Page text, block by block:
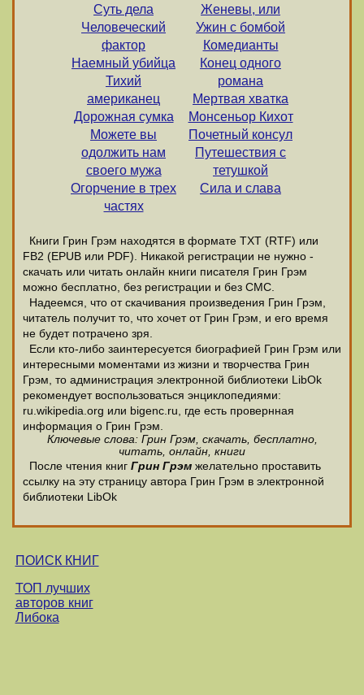
Суть дела
Человеческий
фактор
Наемный убийца
Тихий
американец
Дорожная сумка
Можете вы
одолжить нам
своего мужа
Огорчение в трех
частях
Женевы, или
Ужин с бомбой
Комедианты
Конец одного
романа
Мертвая хватка
Монсеньор Кихот
Почетный консул
Путешествия с
тетушкой
Сила и слава
Книги Грин Грэм находятся в формате ТХТ (RTF) или
FB2 (EPUB или PDF). Никакой регистрации не нужно -
скачать или читать онлайн книги писателя Грин Грэм
можно бесплатно, без регистрации и без СМС.
Надеемся, что от скачивания произведения Грин Грэм,
читатель получит то, что хочет от Грин Грэм, и его время
не будет потрачено зря.
Если кто-либо заинтересуется биографией Грин Грэм или
интересными моментами из жизни и творчества Грин
Грэм, то администрация электронной библиотеки LibOk
рекомендует воспользоваться энциклопедиями:
ru.wikipedia.org или bigenc.ru, где есть провернная
информация о Грин Грэм.
Ключевые слова: Грин Грэм, скачать, бесплатно,
читать, онлайн, книги
После чтения книг Грин Грэм желательно проставить
ссылку на эту страницу автора Грин Грэм в электронной
библиотеки LibOk
ПОИСК КНИГ
ТОП лучших
авторов книг
Либока